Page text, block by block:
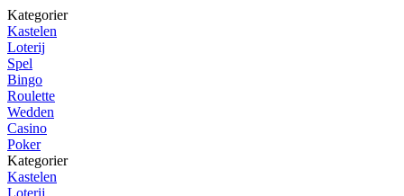
Kategorier
Kastelen
Loterij
Spel
Bingo
Roulette
Wedden
Casino
Poker
Kategorier
Kastelen
Loterij